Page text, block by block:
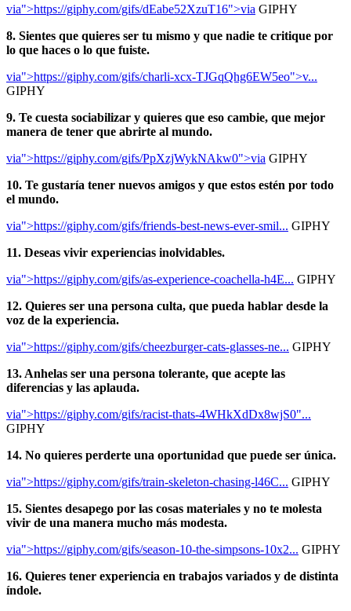
via">https://giphy.com/gifs/dEabe52XzuT16">via GIPHY
8. Sientes que quieres ser tu mismo y que nadie te critique por
lo que haces o lo que fuiste.
via">https://giphy.com/gifs/charli-xcx-TJGqQhg6EW5eo">v...
GIPHY
9. Te cuesta sociabilizar y quieres que eso cambie, que mejor
manera de tener que abrirte al mundo.
via">https://giphy.com/gifs/PpXzjWykNAkw0">via GIPHY
10. Te gustaría tener nuevos amigos y que estos estén por todo
el mundo.
via">https://giphy.com/gifs/friends-best-news-ever-smil... GIPHY
11. Deseas vivir experiencias inolvidables.
via">https://giphy.com/gifs/as-experience-coachella-h4E... GIPHY
12. Quieres ser una persona culta, que pueda hablar desde la
voz de la experiencia.
via">https://giphy.com/gifs/cheezburger-cats-glasses-ne... GIPHY
13. Anhelas ser una persona tolerante, que acepte las
diferencias y las aplauda.
via">https://giphy.com/gifs/racist-thats-4WHkXdDx8wjS0"...
GIPHY
14. No quieres perderte una oportunidad que puede ser única.
via">https://giphy.com/gifs/train-skeleton-chasing-l46C... GIPHY
15. Sientes desapego por las cosas materiales y no te molesta
vivir de una manera mucho más modesta.
via">https://giphy.com/gifs/season-10-the-simpsons-10x2... GIPHY
16. Quieres tener experiencia en trabajos variados y de distinta
índole.